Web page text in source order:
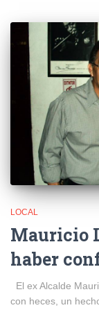
LOCAL
Mauricio
haber
El ex Alcalde
con heces, un